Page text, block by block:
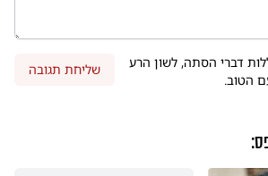
דברי הסתה, לשון הרע
הטוב.
שליחת תגובה